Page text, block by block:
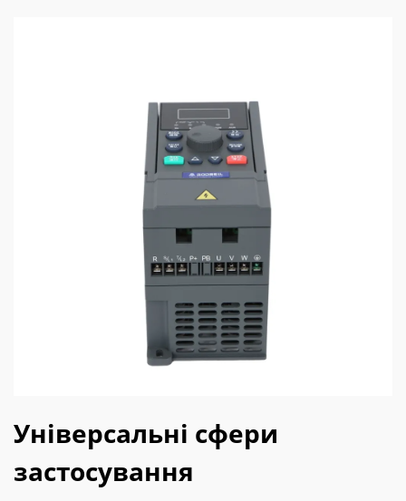
Універсальні сфери
застосування